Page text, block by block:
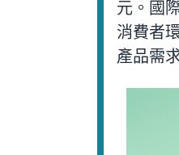
元。國
消費者
產品需